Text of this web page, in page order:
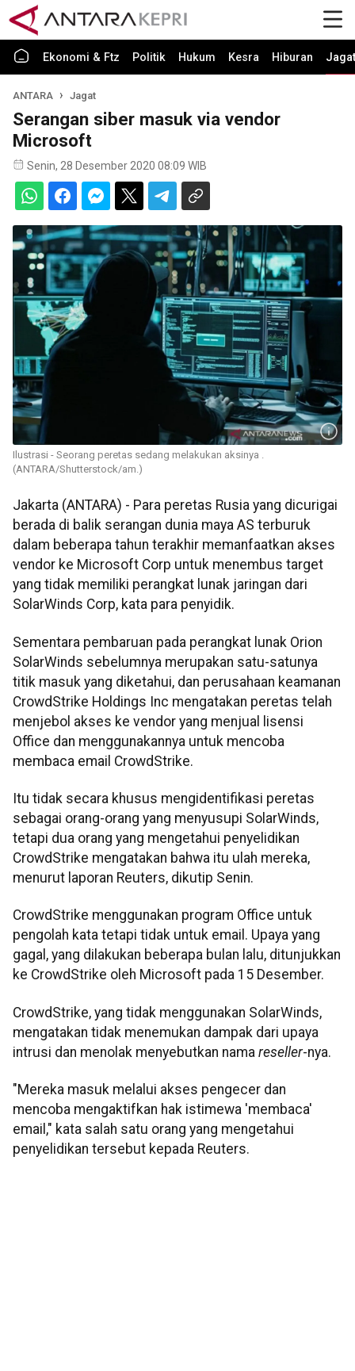
Ekonomi & Ftz Politik Hukum Kesra Hiburan Jagat
ANTARA Jagat
Serangan siber masuk via vendor
Microsoft
Senin, 28 Desember 2020 08:09 WIB
Ilustrasi - Seorang peretas sedang melakukan aksinya .
(ANTARA/Shutterstock/am.)
Jakarta (ANTARA) - Para peretas Rusia yang dicurigai
berada di balik serangan dunia maya AS terburuk
dalam beberapa tahun terakhir memanfaatkan akses
vendor ke Microsoft Corp untuk menembus target
yang tidak memiliki perangkat lunak jaringan dari
SolarWinds Corp, kata para penyidik.
Sementara pembaruan pada perangkat lunak Orion
SolarWinds sebelumnya merupakan satu-satunya
titik masuk yang diketahui, dan perusahaan keamanan
CrowdStrike Holdings Inc mengatakan peretas telah
menjebol akses ke vendor yang menjual lisensi
Office dan menggunakannya untuk mencoba
membaca email CrowdStrike.
Itu tidak secara khusus mengidentifikasi peretas
sebagai orang-orang yang menyusupi SolarWinds,
tetapi dua orang yang mengetahui penyelidikan
CrowdStrike mengatakan bahwa itu ulah mereka,
menurut laporan Reuters, dikutip Senin.
CrowdStrike menggunakan program Office untuk
pengolah kata tetapi tidak untuk email. Upaya yang
gagal, yang dilakukan beberapa bulan lalu, ditunjukkan
ke CrowdStrike oleh Microsoft pada 15 Desember.
CrowdStrike, yang tidak menggunakan SolarWinds,
mengatakan tidak menemukan dampak dari upaya
intrusi dan menolak menyebutkan nama reseller-nya.
"Mereka masuk melalui akses pengecer dan
mencoba mengaktifkan hak istimewa 'membaca'
email," kata salah satu orang yang mengetahui
penyelidikan tersebut kepada Reuters.